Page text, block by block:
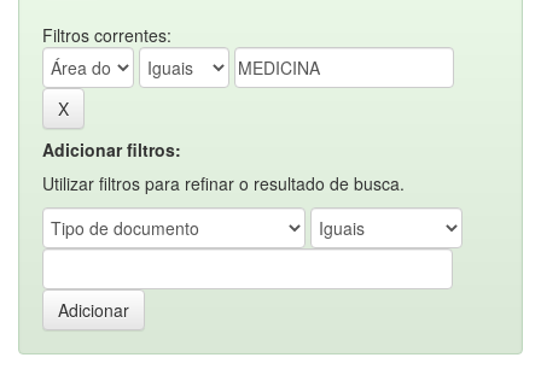
Filtros correntes:
Adicionar filtros:
Utilizar filtros para refinar o resultado de busca.